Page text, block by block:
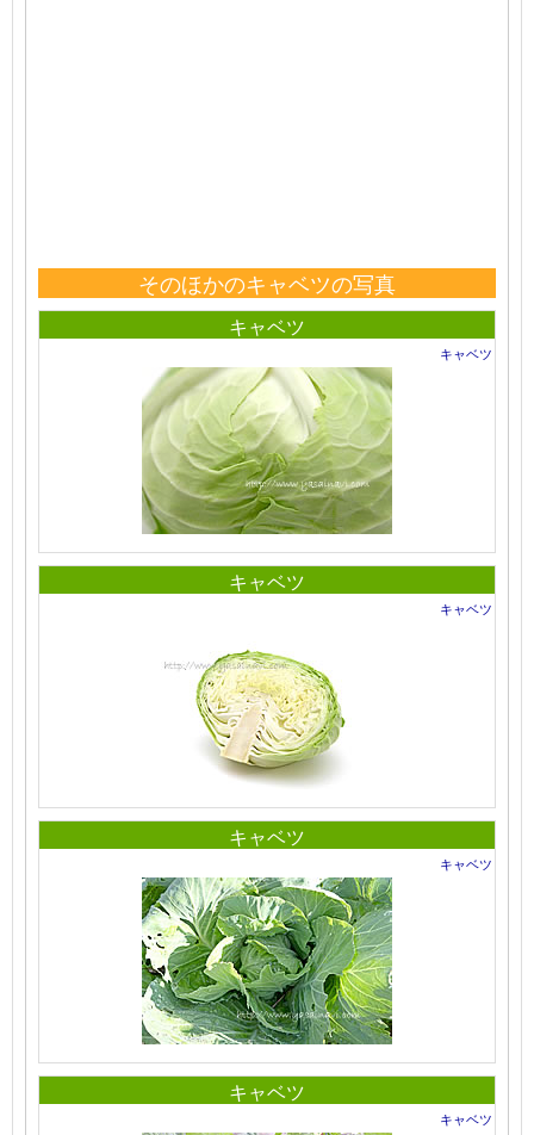
そのほかのキャベツの写真
キャベツ
キャベツ
キャベツ
キャベツ
キャベツ
キャベツ
キャベツ
キャベツ